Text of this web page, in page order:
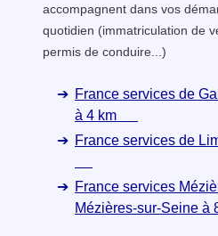
accompagnent dans vos
quotidien (immatriculation de
permis de conduire...)
France services de
à 4 km
France services de
France services
Mézières-sur-Seine à